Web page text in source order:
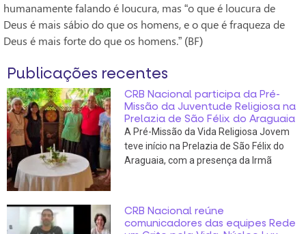
humanamente falando é loucura, mas “o que é loucura de
Deus é mais sábio do que os homens, e o que é fraqueza de
Deus é mais forte do que os homens.” (BF)
Publicações recentes
CRB Nacional participa da Pré-
Missão da Juventude Religiosa na
Prelazia de São Félix do Araguaia
A Pré-Missão da Vida Religiosa Jovem
teve início na Prelazia de São Félix do
Araguaia, com a presença da Irmã
CRB Nacional reúne
comunicadores das equipes Rede